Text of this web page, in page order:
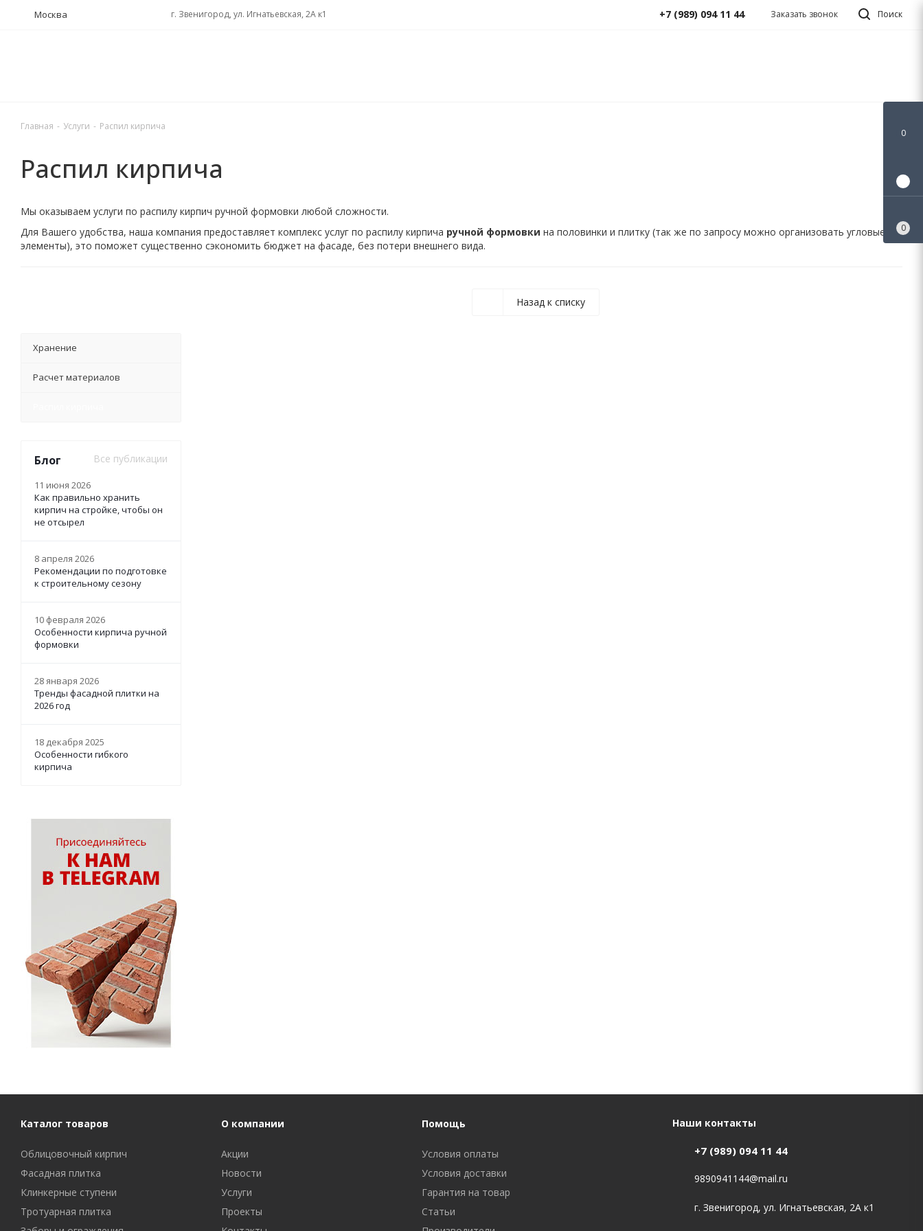
Москва г. Звенигород, ул. Игнатьевская, 2А к1 Поиск
+7 (989) 094 11 44 Заказать звонок
Главная - Услуги - Распил кирпича
Распил кирпича
Мы оказываем услуги по распилу кирпич ручной формовки любой сложности.
Для Вашего удобства, наша компания предоставляет комплекс услуг по распилу кирпича ручной формовки на половинки и плитку (так же по запросу можно организовать угловые
элементы), это поможет существенно сэкономить бюджет на фасаде, без потери внешнего вида.
Назад к списку
Хранение
Расчет материалов
Блог Все публикации
11 июня 2026
Как правильно хранить
кирпич на стройке, чтобы он
не отсырел
8 апреля 2026
Рекомендации по подготовке
к строительному сезону
10 февраля 2026
Особенности кирпича ручной
формовки
28 января 2026
Тренды фасадной плитки на
2026 год
18 декабря 2025
Особенности гибкого
кирпича
Каталог товаров
Облицовочный кирпич
Фасадная плитка
Клинкерные ступени
Тротуарная плитка
О компании
Акции
Новости
Услуги
Проекты
Помощь
Условия оплаты
Условия доставки
Гарантия на товар
Статьи
Наши контакты
+7 (989) 094 11 44
9890941144@mail.ru
г. Звенигород, ул. Игнатьевская, 2А к1
0
0